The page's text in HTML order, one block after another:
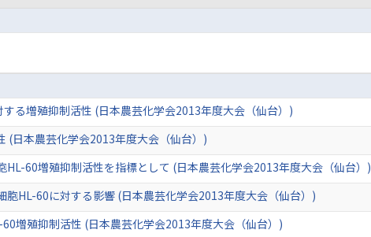
る増殖抑制活性 (日本農芸化学会2013年度大会（仙台）)
(日本農芸化学会2013年度大会（仙台）)
60増殖抑制活性を指標として (日本農芸化学会2013年度大会（仙台）)
HL-60に対する影響 (日本農芸化学会2013年度大会（仙台）)
増殖抑制活性 (日本農芸化学会2013年度大会（仙台）)